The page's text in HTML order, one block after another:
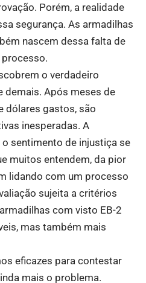
Porém, a realidade
segurança. As armadilhas
nascem dessa falta de
o verdadeiro
demais. Após meses de
dólares gastos, são
inesperadas. A
sentimento de injustiça se
muitos entendem, da pior
lidando com um processo
sujeita a critérios
com visto EB-2
mas também mais
eficazes para contestar
mais o problema.